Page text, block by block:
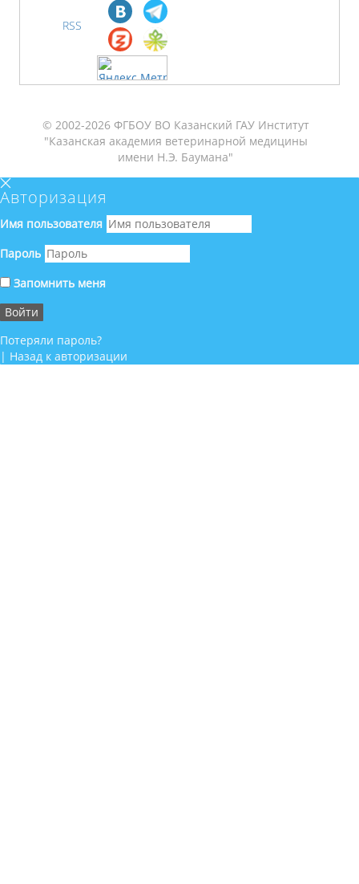
RSS
© 2002-2026 ФГБОУ ВО Казанский ГАУ Институт
"Казанская академия ветеринарной медицины
имени Н.Э. Баумана"
Авторизация
Имя пользователя
Пароль
Запомнить меня
Потеряли пароль?
| Назад к авторизации